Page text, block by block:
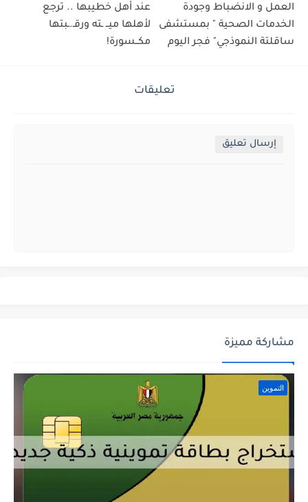
العمل و الانضباط وجودة
الخدمات الصحية " بمستشفى
ساقلتة النموذجي" فجر اليوم
عند أهل خطيبها .. ترجع
لأهلها ميــ ـته ورقـ.ـبتها
مكــسورة!
تعليقات
إرسال تعليق
مشاركة مميزة
التموين